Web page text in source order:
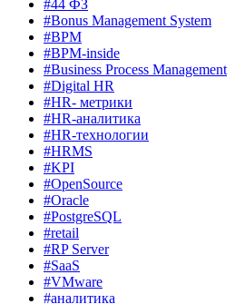
#44 ФЗ
#Bonus Management System
#BPM
#BPM-inside
#Business Process Management
#Digital HR
#HR- метрики
#HR-аналитика
#HR-технологии
#HRMS
#KPI
#OpenSource
#Oracle
#PostgreSQL
#retail
#RP Server
#SaaS
#VMware
#аналитика